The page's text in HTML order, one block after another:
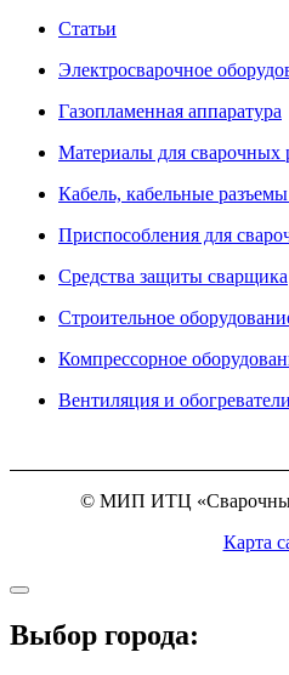
Статьи
Электросварочное
Газопламенная аппаратура
Материалы для сварочных
Кабель, кабельные
Приспособления для
Средства защиты сварщика
Строительное
Компрессорное
Вентиляция и обогреватели
© МИП ИТЦ «Сварочные
Карта
Выбор города: